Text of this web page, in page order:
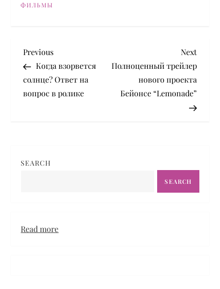
ФИЛЬМЫ
P
o
s
a
g
Previous
Post
Previous
Когда взорвется
солнце? Ответ на
вопрос в ролике
Next
Post
Next
Полноценный трейлер
нового проекта
Бейонсе “Lemonade”
SEARCH
SEARCH
Read more: